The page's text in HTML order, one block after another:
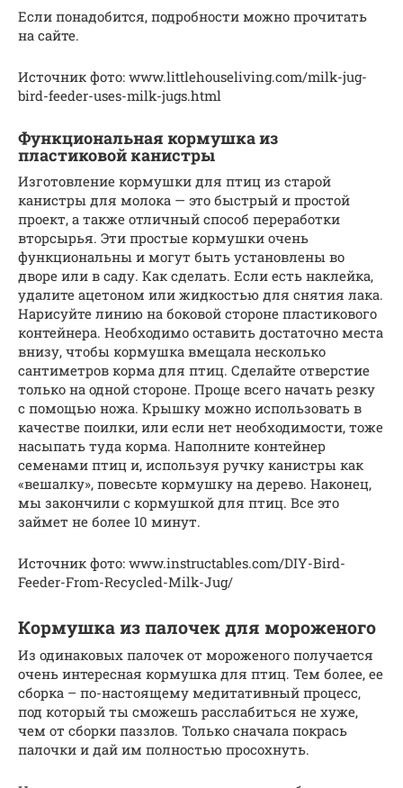
Если понадобится, подробности можно прочитать
на сайте.
Источник фото: www.littlehouseliving.com/milk-jug-
bird-feeder-uses-milk-jugs.html
Функциональная кормушка из
пластиковой канистры
Изготовление кормушки для птиц из старой
канистры для молока — это быстрый и простой
проект, а также отличный способ переработки
вторсырья. Эти простые кормушки очень
функциональны и могут быть установлены во
дворе или в саду. Как сделать. Если есть наклейка,
удалите ацетоном или жидкостью для снятия лака.
Нарисуйте линию на боковой стороне пластикового
контейнера. Необходимо оставить достаточно места
внизу, чтобы кормушка вмещала несколько
сантиметров корма для птиц. Сделайте отверстие
только на одной стороне. Проще всего начать резку
с помощью ножа. Крышку можно использовать в
качестве поилки, или если нет необходимости, тоже
насыпать туда корма. Наполните контейнер
семенами птиц и, используя ручку канистры как
«вешалку», повесьте кормушку на дерево. Наконец,
мы закончили с кормушкой для птиц. Все это
займет не более 10 минут.
Источник фото: www.instructables.com/DIY-Bird-
Feeder-From-Recycled-Milk-Jug/
Кормушка из палочек для мороженого
Из одинаковых палочек от мороженого получается
очень интересная кормушка для птиц. Тем более, ее
сборка – по-настоящему медитативный процесс,
под который ты сможешь расслабиться не хуже,
чем от сборки паззлов. Только сначала покрась
палочки и дай им полностью просохнуть.